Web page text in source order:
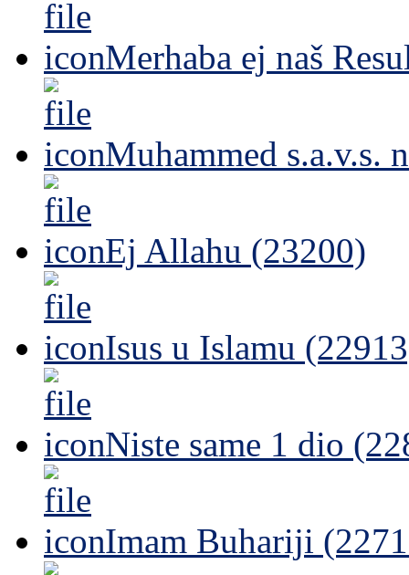
Merhaba ej naš
Muhammed s.a.v.s.
Ej Allahu (23200)
Isus u Islamu
Niste same 1 dio
Imam Buhariji